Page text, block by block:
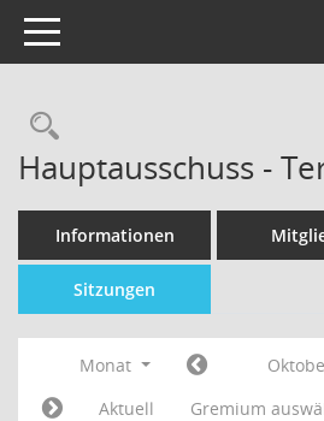
Toggle navigation
Hauptausschuss -
Informationen
Sitzungen
Monat
Aktuell
Gremium